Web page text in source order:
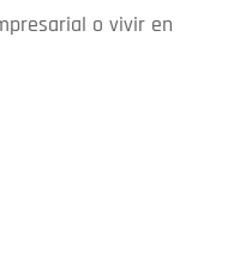
o vivir en